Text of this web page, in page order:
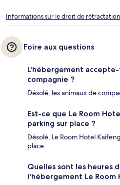
Informations sur le droit de rétractation
Foire aux questions
L'hébergement
compagnie ?
Désolé, les animaux de
Est-ce que Le Room
parking sur place ?
Désolé, Le Room Hotel
place.
Quelles sont les heures
l'hébergement Le Room